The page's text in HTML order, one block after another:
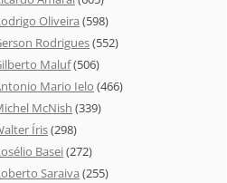
Oliveira (598)
Rodrigues(552)
Maluf(506)
Mario Ielo (466)
McNish (339)
Íris(298)
Basei(272)
Saraiva (255)